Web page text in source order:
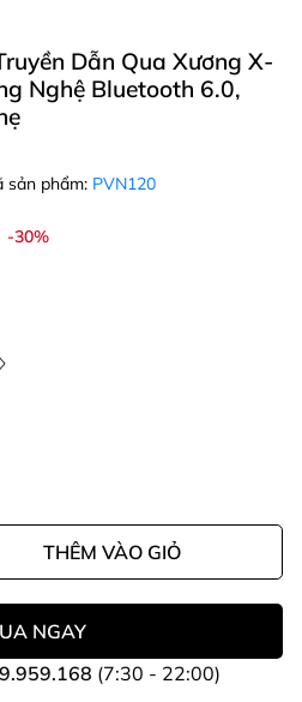
Dẫn Qua Xương X-
Nghệ Bluetooth 6.0,
sản phẩm: PVN120
-30%
THÊM VÀO GIỎ
NGAY
(7:30 - 22:00)